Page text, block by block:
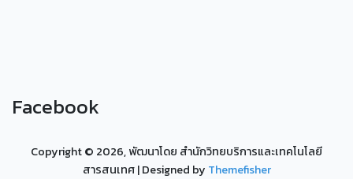
Facebook
Copyright © 2026, พัฒนาโดย สำนักวิทยบริการและเทคโนโลยี
สารสนเทศ| Designed by Themefisher